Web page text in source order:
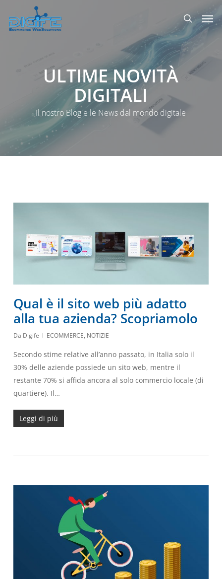
contenuto
ricerca
ULTIMENOVITÀ
DIGITALI
Il nostro Blog e le News dal mondo digitale
Qual è il sito web più adatto
alla tua azienda? Scopriamolo
Da Digife ECOMMERCE, NOTIZIE
Secondo stime relative all’anno passato, in Italia solo il
30% delle aziende possiede un sito web, mentre il
restante 70% si affida ancora al solo commercio locale (di
quartiere). Il…
Leggi di più